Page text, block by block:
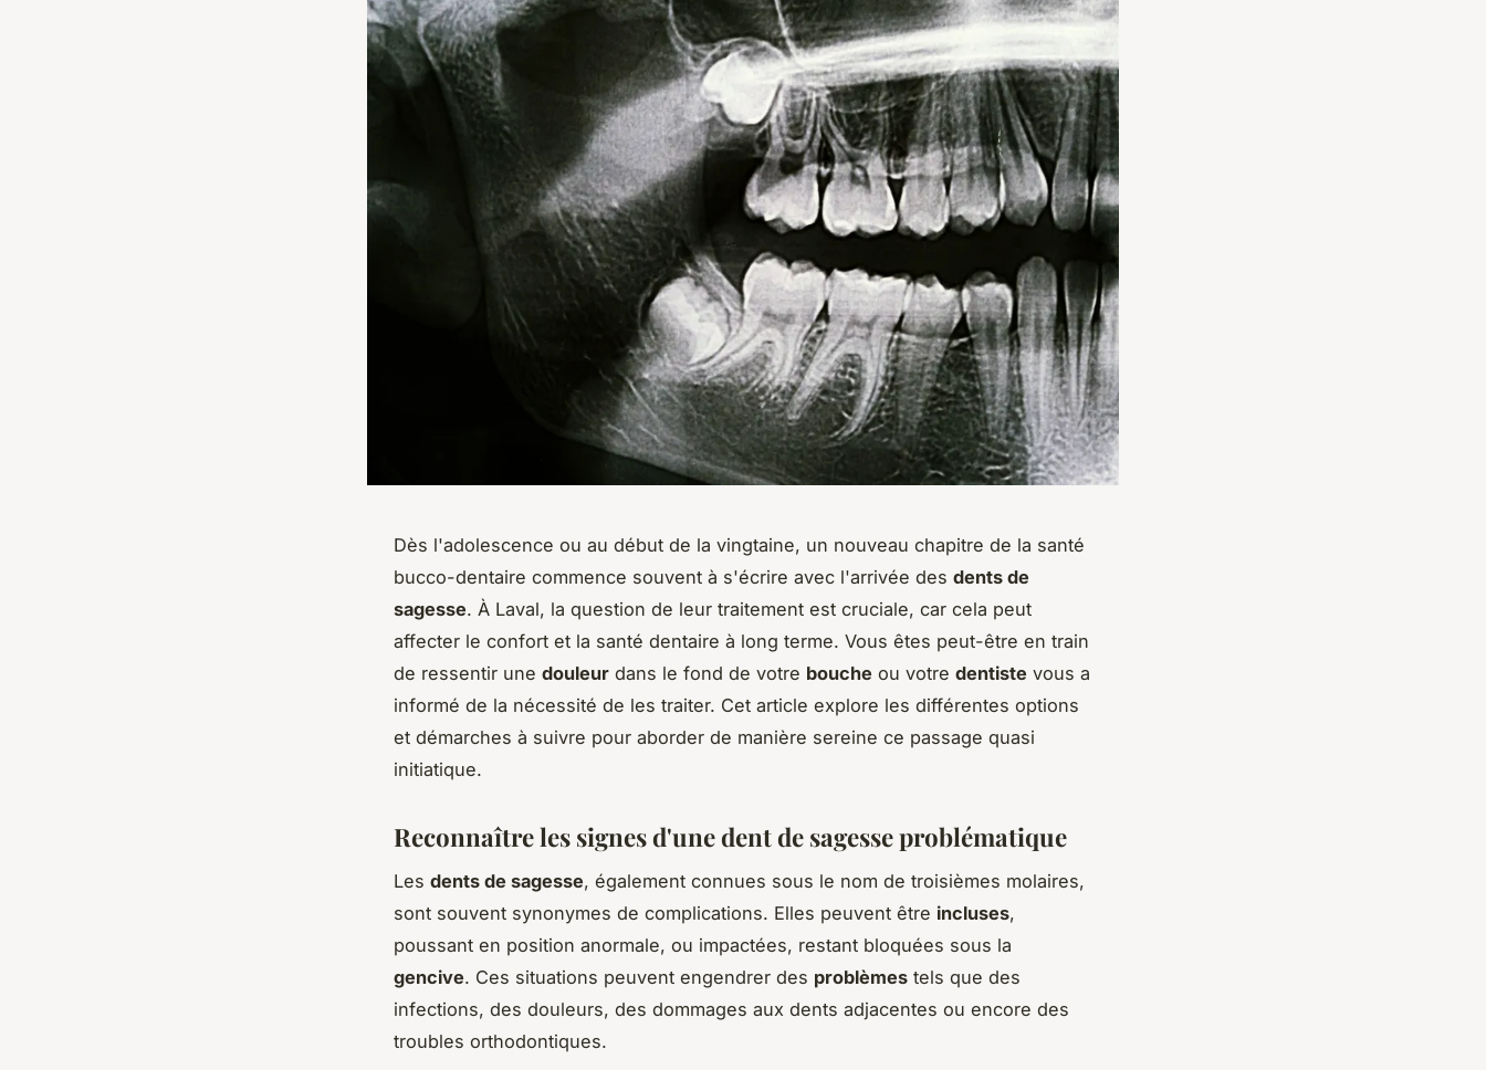
Dès l'adolescence ou au début de la vingtaine, un nouveau chapitre de la santé
bucco-dentaire commence souvent à s'écrire avec l'arrivée des dents de
sagesse. À Laval, la question de leur traitement est cruciale, car cela peut
affecter le confort et la santé dentaire à long terme. Vous êtes peut-être en train
de ressentir une douleur dans le fond de votre bouche ou votre dentiste vous a
informé de la nécessité de les traiter. Cet article explore les différentes options
et démarches à suivre pour aborder de manière sereine ce passage quasi
initiatique.
Reconnaître les signes d'une dent de sagesse problématique
Les dents de sagesse, également connues sous le nom de troisièmes molaires,
sont souvent synonymes de complications. Elles peuvent être incluses,
poussant en position anormale, ou impactées, restant bloquées sous la
gencive. Ces situations peuvent engendrer des problèmes tels que des
infections, des douleurs, des dommages aux dents adjacentes ou encore des
troubles orthodontiques.